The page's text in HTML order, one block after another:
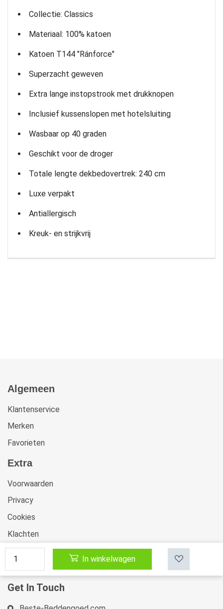
In winkelwagen
Collectie: Classics
Materiaal: 100% katoen
Katoen T144 "Ránforce"
Superzacht geweven
Extra lange instopstrook met drukknopen
Inclusief kussenslopen met hotelsluiting
Wasbaar op 40 graden
Geschikt voor de droger
Totale lengte dekbedovertrek: 240 cm
Luxe verpakt
Antiallergisch
Kreuk- en strijkvrij
Algemeen
Klantenservice
Merken
Favorieten
Extra
Voorwaarden
Privacy
Cookies
Klachten
Retourneren & Ruilen
Get In Touch